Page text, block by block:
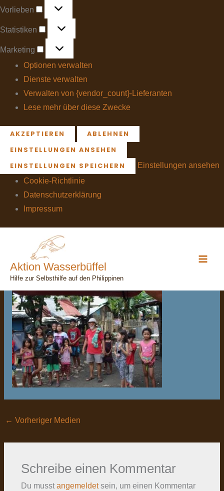
Vorlieben
Statistiken
Marketing
Optionen verwalten
Dienste verwalten
Verwalten von {vendor_count}-Lieferanten
Lese mehr über diese Zwecke
AKZEPTIEREN
ABLEHNEN
EINSTELLUNGEN ANSEHEN
EINSTELLUNGEN SPEICHERN
Einstellungen ansehen
Cookie-Richtlinie
Datenschutzerklärung
Impressum
Aktion Wasserbüffel
Hilfe zur Selbsthilfe auf den Philippinen
IMG_7505
Kommentar verfassen / Von
19. August
2022
← Vorheriger Medien
Schreibe einen Kommentar
Du musst angemeldetsein, um einen Kommentar